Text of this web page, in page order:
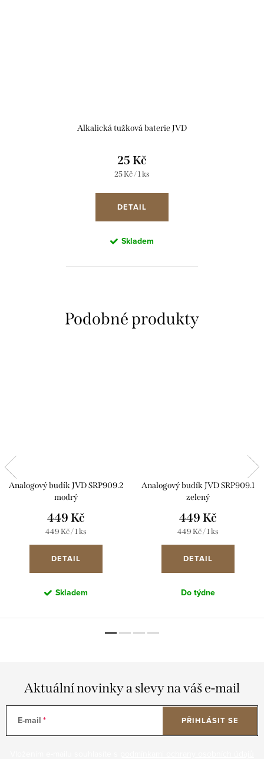
Alkalická tužková baterie JVD
25 Kč
Měrná
25 Kč / 1 ks
DETAIL
Skladem
Analogový budík JVD SRP909.2
modrý
449 Kč
Měrná
449 Kč / 1 ks
DETAIL
Skladem
Analogový budík JVD SRP909.1
zelený
449 Kč
Měrná
449 Kč / 1 ks
DETAIL
Do týdne
Aktuální novinky a slevy na váš e-mail
E-mail PŘIHLÁSIT SE